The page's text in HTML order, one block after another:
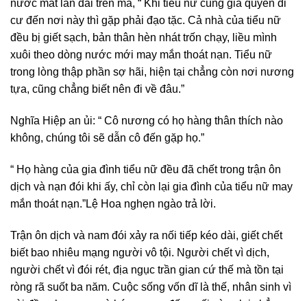
nước mắt lăn dài trên má, “ Khi tiểu nữ cùng gia quyến di
cư đến nơi này thì gặp phải đạo tặc. Cả nhà của tiểu nữ
đều bị giết sạch, bản thân hèn nhát trốn chạy, liều mình
xuôi theo dòng nước mới may mắn thoát nạn. Tiểu nữ
trong lòng thập phần sợ hãi, hiện tại chẳng còn nơi nương
tựa, cũng chẳng biết nên đi về đâu.”
Nghĩa Hiệp an ủi: “ Cô nương có họ hàng thân thích nào
không, chúng tôi sẽ dẫn cô đến gặp họ.”
“ Họ hàng của gia đình tiểu nữ đều đã chết trong trận ôn
dịch và nạn đói khi ấy, chỉ còn lại gia đình của tiểu nữ may
mắn thoát nạn.”Lệ Hoa nghẹn ngào trả lời.
Trận ôn dịch và nam đói xảy ra nối tiếp kéo dài, giết chết
biết bao nhiêu mạng người vô tội. Người chết vì dịch,
người chết vì đói rét, địa ngục trần gian cứ thế mà tồn tại
ròng rã suốt ba năm. Cuộc sống vốn dĩ là thế, nhân sinh vì